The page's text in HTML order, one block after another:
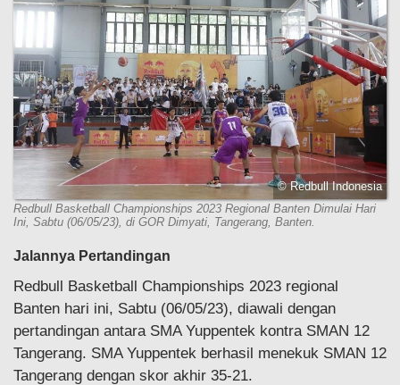
LIGA EUROPA
© Redbull Indonesia
Redbull Basketball Championships 2023 Regional Banten Dimulai Hari
Ini, Sabtu (06/05/23), di GOR Dimyati, Tangerang, Banten.
Jalannya Pertandingan
Redbull Basketball Championships 2023 regional
Banten hari ini, Sabtu (06/05/23), diawali dengan
pertandingan antara SMA Yuppentek kontra SMAN 12
Tangerang. SMA Yuppentek berhasil menekuk SMAN 12
Tangerang dengan skor akhir 35-21.